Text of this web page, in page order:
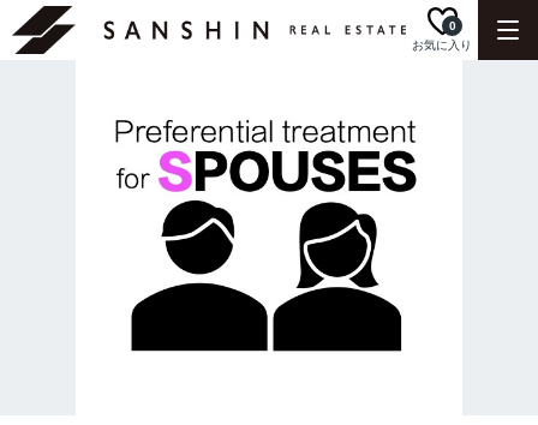
お気に入り
0